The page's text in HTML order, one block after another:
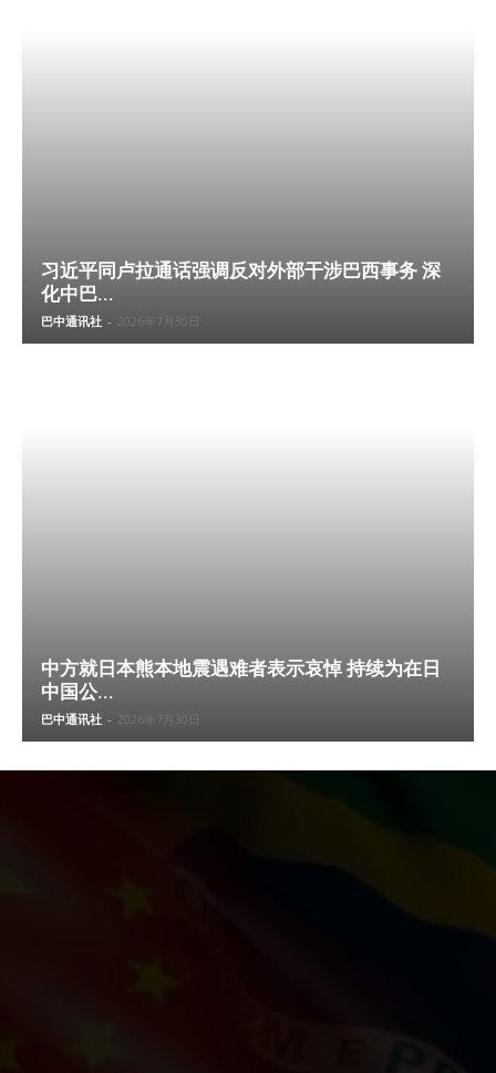
习近平同卢拉通话强调反对外部干涉巴西事务 深
化中巴...
巴中通讯社 - 2026年7月30日
中方就日本熊本地震遇难者表示哀悼 持续为在日
中国公...
巴中通讯社 - 2026年7月30日